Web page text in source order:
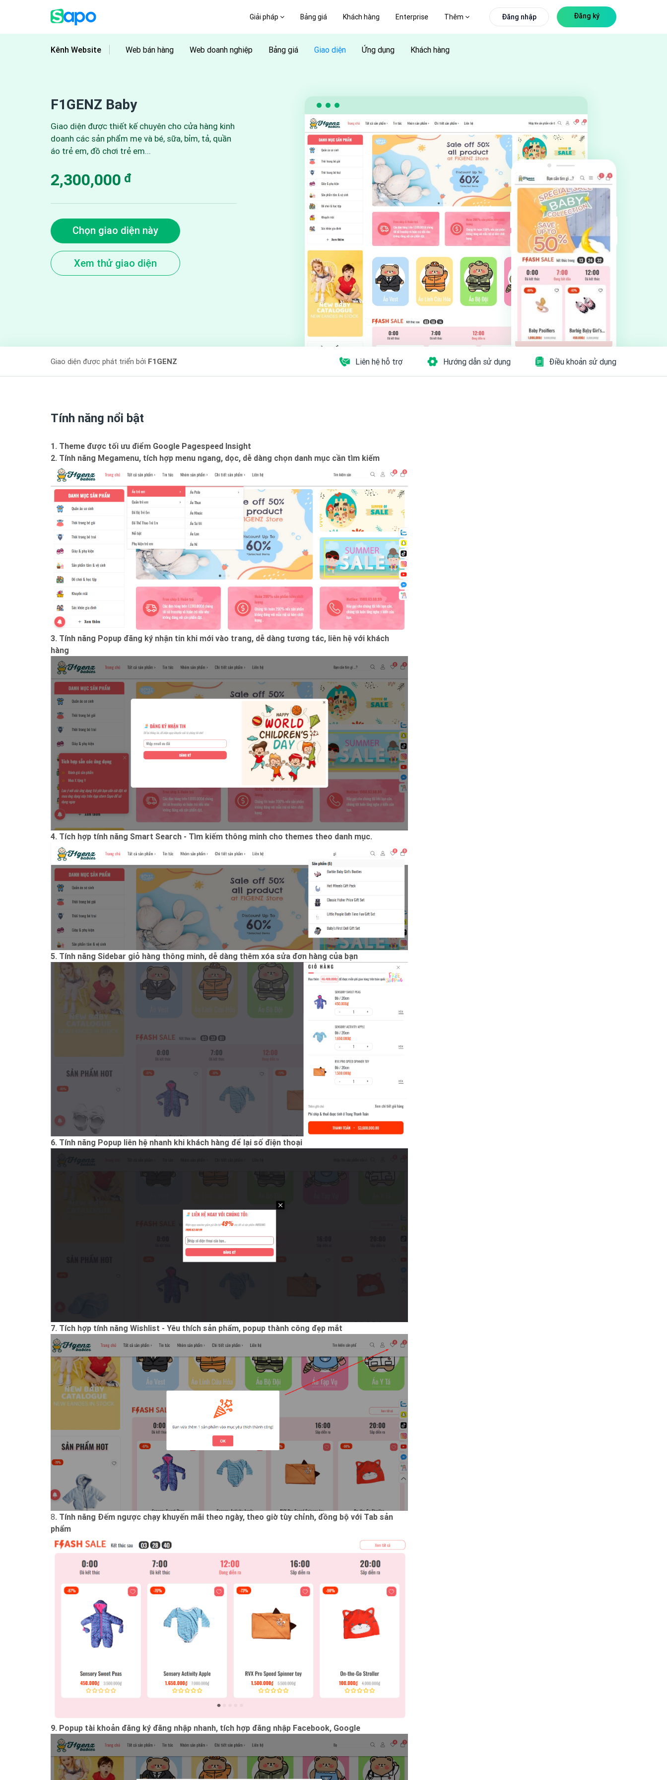
Giải pháp Bảng giá Khách hàng Enterprise Thêm Đăng nhập Đăng ký
Kênh Website Web bán hàng Web doanh nghiệp Bảng giá Giao diện Ứng dụng Khách hàng
F1GENZ Baby
Giao diện được thiết kế chuyên cho cửa hàng kinh
doanh các sản phẩm mẹ và bé, sữa, bỉm, tả, quần
áo trẻ em, đồ chơi trẻ em...
2,300,000đ
Chọn giao diện này
Xem thử giao diện
Giao diện được phát triển bởi F1GENZ Liên hệ hỗ trợ Hướng dẫn sử dụng Điều khoản sử dụng
Tính năng nổi bật
1. Theme được tối ưu điểm Google Pagespeed Insight
2. Tính năng Megamenu, tích hợp menu ngang, dọc, dễ dàng chọn danh mục cần tìm kiếm
3. Tính năng Popup đăng ký nhận tin khi mới vào trang, dễ dàng tương tác, liên hệ với khách
hàng
4. Tích hợp tính năng Smart Search - Tìm kiếm thông minh cho themes theo danh mục.
5. Tính năng Sidebar giỏ hàng thông minh, dễ dàng thêm xóa sửa đơn hàng của bạn
6. Tính năng Popup liên hệ nhanh khi khách hàng để lại số điện thoại
7. Tích hợp tính năng Wishlist - Yêu thích sản phẩm, popup thành công đẹp mắt
8. Tính năng Đếm ngược chạy khuyến mãi theo ngày, theo giờ tùy chỉnh, đồng bộ với Tab sản
phẩm
9. Popup tài khoản đăng ký đăng nhập nhanh, tích hợp đăng nhập Facebook, Google